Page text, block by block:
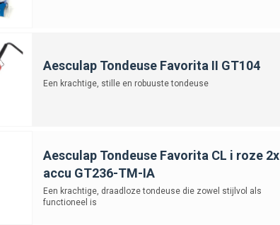
Aesculap Tondeuse Favorita II GT104
Een krachtige, stille en robuuste tondeuse
Aesculap Tondeuse Favorita CL i roze 2x
accu GT236-TM-IA
Een krachtige, draadloze tondeuse die zowel stijlvol als
functioneel is